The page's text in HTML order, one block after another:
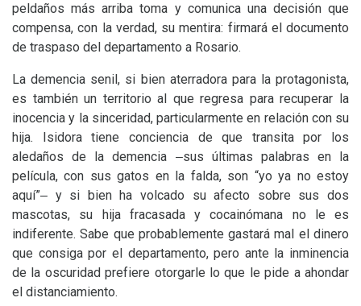
peldaños más arriba toma y comunica una decisión que
compensa, con la verdad, su mentira: firmará el documento
de traspaso del departamento a Rosario.
La demencia senil, si bien aterradora para la protagonista,
es también un territorio al que regresa para recuperar la
inocencia y la sinceridad, particularmente en relación con su
hija. Isidora tiene conciencia de que transita por los
aledaños de la demencia ‒sus últimas palabras en la
película, con sus gatos en la falda, son “yo ya no estoy
aquí”‒ y si bien ha volcado su afecto sobre sus dos
mascotas, su hija fracasada y cocainómana no le es
indiferente. Sabe que probablemente gastará mal el dinero
que consiga por el departamento, pero ante la inminencia
de la oscuridad prefiere otorgarle lo que le pide a ahondar
el distanciamiento.